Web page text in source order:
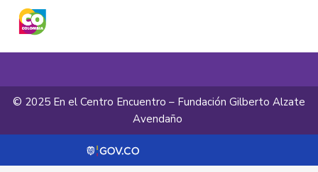
© 2025 En el Centro Encuentro – Fundación Gilberto Alzate
Avendaño